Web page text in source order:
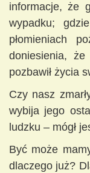
informacje, że
wypadku;
płomieniach
doniesienia,
pozbawił życia
Czy nasz
wybija jego
ludzku – mógł
Być może
dlaczego już?